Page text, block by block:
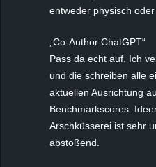
entweder physisch
„Co-Author ChatGPT“
Pass da echt auf. Ich
und die schreiben alle
aktuellen Ausrichtung
Benchmarkscores.
Arschküsserei ist sehr
abstoßend.